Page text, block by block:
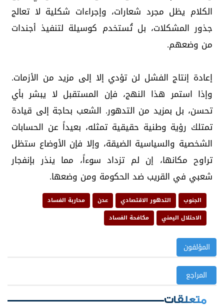
الكلام يظل مجرد شعارات، وإجراءات شكلية لا تعالج
جذور المشكلات، بل تُستخدم كوسيلة لتنفيذ أجندات
من وضعهم.
إعادة إنتاج الفشل لن تؤدي إلا إلى مزيد من الأزمات.
وإذا استمر هذا النهج، فإن المستقبل لا يبشر بأي
تحسن، بل بمزيد من التدهور. الشعب بحاجة إلى قيادة
تمتلك رؤية وطنية حقيقية تمثله، بعيداً عن الحسابات
الشخصية والسياسية الضيقة، وإلا فإن الأوضاع ستظل
تراوح مكانها، إن لم تزداد سوءاً، مما ينذر بإنفجار
شعبي في القريب ضد الحكومة ومن وضعها.
الجنوب التدهور الاقتصادي عدن
محاربة الفساد
الاحتلال اليمني
مكافحة الفساد
المؤلفون
المراجع
متعلقات